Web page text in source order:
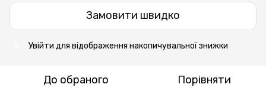
Замовити швидко
Увійти для відображення накопичувальної знижки
До обраного Порівняти